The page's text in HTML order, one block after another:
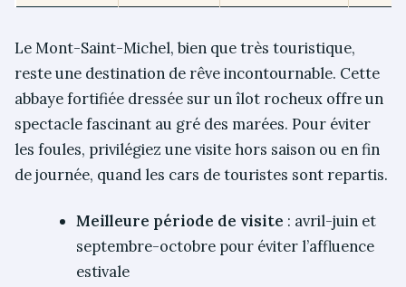
Le Mont-Saint-Michel, bien que très touristique,
reste une destination de rêve incontournable. Cette
abbaye fortifiée dressée sur un îlot rocheux offre un
spectacle fascinant au gré des marées. Pour éviter
les foules, privilégiez une visite hors saison ou en fin
de journée, quand les cars de touristes sont repartis.
Meilleure période de visite : avril-juin et
septembre-octobre pour éviter l’affluence
estivale